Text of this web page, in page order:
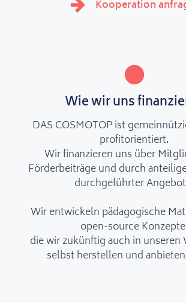
Kooperation
Wie wir uns
DAS COSMOTOP ist
profitorientiert.
Wir finanzieren uns über
Förderbeiträge und durch
durchgeführter
Wir entwickeln pädagogische
open-source
die wir zukünftig auch in unseren
selbst herstellen und